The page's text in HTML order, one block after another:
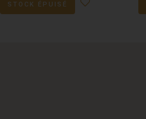
STOCK ÉPUISÉ